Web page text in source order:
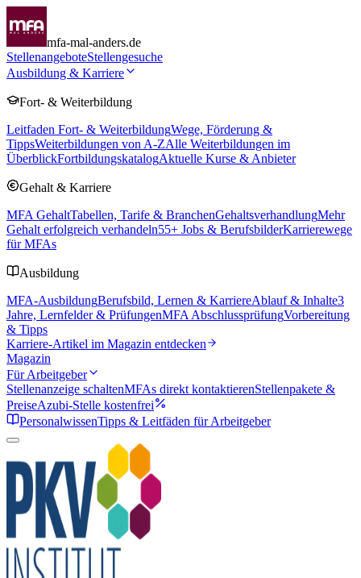
mfa-mal-anders.de
StellenangeboteStellengesuche
Ausbildung & Karriere
Fort- & Weiterbildung
Leitfaden Fort- & WeiterbildungWege, Förderung &
TippsWeiterbildungen von A-ZAlle Weiterbildungen im
ÜberblickFortbildungskatalogAktuelle Kurse & Anbieter
Gehalt & Karriere
MFA GehaltTabellen, Tarife & BranchenGehaltsverhandlungMehr
Gehalt erfolgreich verhandeln55+ Jobs & BerufsbilderKarrierewege
für MFAs
Ausbildung
MFA-AusbildungBerufsbild, Lernen & KarriereAblauf & Inhalte3
Jahre, Lernfelder & PrüfungenMFA AbschlussprüfungVorbereitung
& Tipps
Karriere-Artikel im Magazin entdecken
Magazin
Für Arbeitgeber
Stellenanzeige schaltenMFAs direkt kontaktierenStellenpakete &
PreiseAzubi-Stelle kostenfrei
PersonalwissenTipps & Leitfäden für Arbeitgeber